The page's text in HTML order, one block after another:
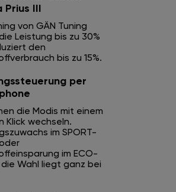
III
von GÄN Tuning
Leistung bis zu 30%
den
bis zu 15%.
per
die Modis mit einem
Klick wechseln.
im SPORT-
im ECO-
die Wahl liegt ganz bei